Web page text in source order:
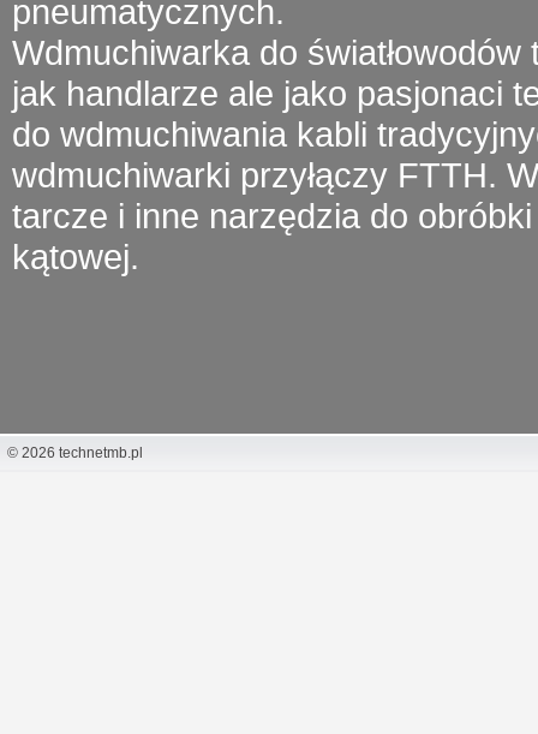
pneumatycznych.
Wdmuchiwarka do światłowodów
jak handlarze ale jako pasjonaci
do wdmuchiwania kabli
wdmuchiwarki przyłączy FTTH.
tarcze i inne narzędzia do
kątowej.
© 2026 technetmb.pl